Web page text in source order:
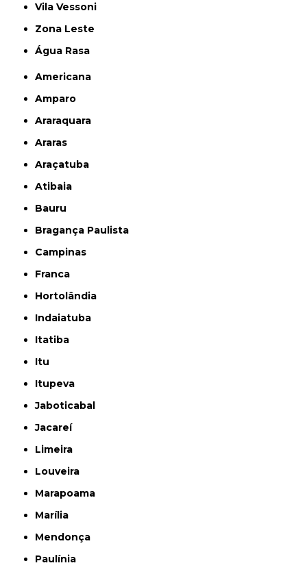
Vila Vessoni
Zona Leste
Água Rasa
Americana
Amparo
Araraquara
Araras
Araçatuba
Atibaia
Bauru
Bragança Paulista
Campinas
Franca
Hortolândia
Indaiatuba
Itatiba
Itu
Itupeva
Jaboticabal
Jacareí
Limeira
Louveira
Marapoama
Marília
Mendonça
Paulínia